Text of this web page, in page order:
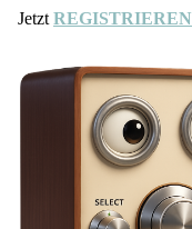
Jetzt REGISTRIEREN